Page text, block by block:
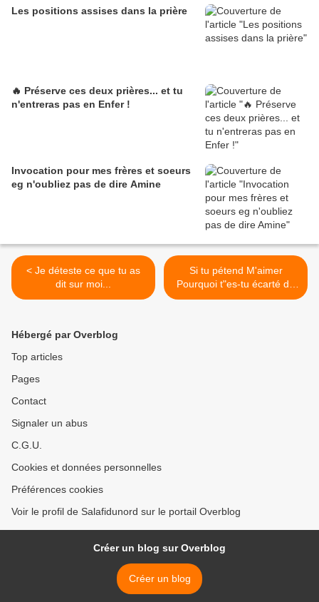
Les positions assises dans la prière
🔥 Préserve ces deux prières... et tu
n'entreras pas en Enfer !
Invocation pour mes frères et soeurs
eg n'oubliez pas de dire Amine
< Je déteste ce que tu as
dit sur moi...
Si tu pétend M'aimer
Pourquoi t"es-tu écarté de
Mon livre ? >
Hébergé par Overblog
Top articles
Pages
Contact
Signaler un abus
C.G.U.
Cookies et données personnelles
Préférences cookies
Voir le profil de Salafidunord sur le portail Overblog
Créer un blog sur Overblog
Créer un blog